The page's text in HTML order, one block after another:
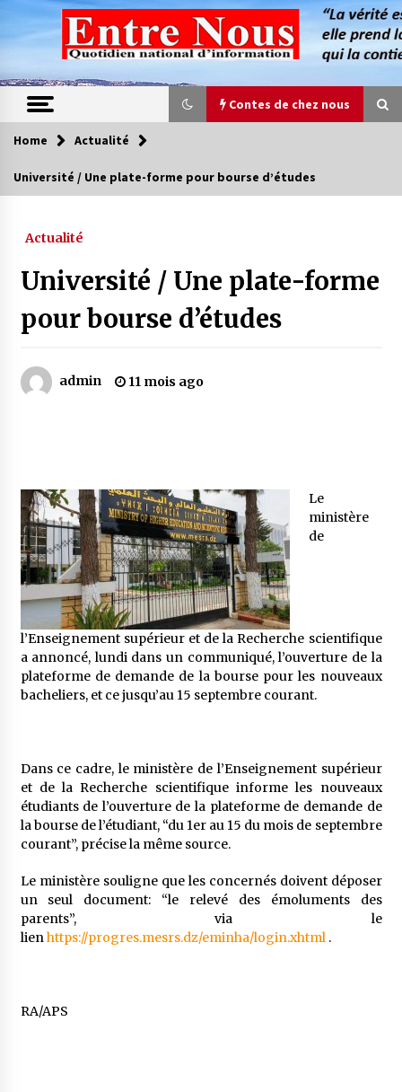
content
Contes de chez nous
Contes de chez nous
Magie de sorcier
4 ans ago
4 ans ago
Quand on va vite
5 ans ago
« Père, tiens-moi, je vais tomber ! »
5 ans ago
Le bouc de l’Au-delà
Le monstrueux vieillard (Un récit du Sud
algérien)
5 ans ago
touareg)
5 ans ago
Un conte targui/ Quand la tête est vide
Home Actualité
Université / Une plate-forme pour bourse d’études
Actualité
Université / Une plate-forme
pour bourse d’études
admin 11 mois ago
Le
ministère
de
l’Enseignement supérieur et de la Recherche scientifique
a annoncé, lundi dans un communiqué, l’ouverture de la
plateforme de demande de la bourse pour les nouveaux
bacheliers, et ce jusqu’au 15 septembre courant.
Dans ce cadre, le ministère de l’Enseignement supérieur
et de la Recherche scientifique informe les nouveaux
étudiants de l’ouverture de la plateforme de demande de
la bourse de l’étudiant, “du 1er au 15 du mois de septembre
courant”, précise la même source.
Le ministère souligne que les concernés doivent déposer
un seul document: “le relevé des émoluments des
parents”, via le
lienhttps://progres.mesrs.dz/eminha/login.xhtml.
RA/APS